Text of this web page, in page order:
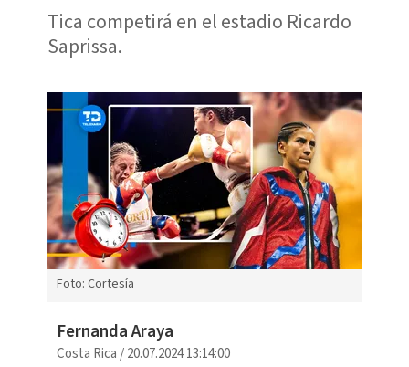
Tica competirá en el estadio Ricardo
Saprissa.
Foto: Cortesía
Fernanda Araya
Costa Rica /20.07.2024 13:14:00